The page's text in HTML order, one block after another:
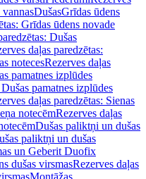
DušasGrīdas ūdens
Grīdas ūdens novade
Dušas
daļas paredzētas:
notecesRezerves daļas
pamatnes izplūdes
pamatnes izplūdes
daļas paredzētas: Sienas
notecēmRezerves daļas
Dušas paliktņi un dušas
paliktņi un dušas
un Geberit Duofix
dušas virsmasRezerves daļas
Montāžas